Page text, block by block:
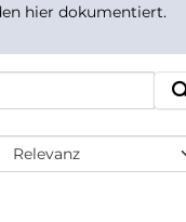
hier dokumentiert.